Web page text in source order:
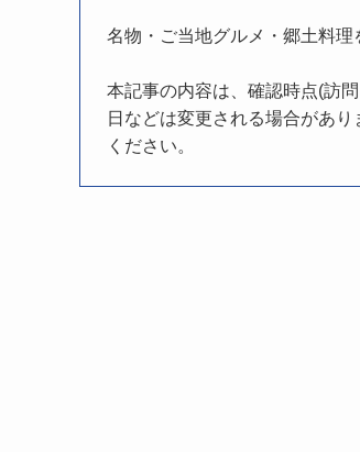
名物・ご当地グルメ・郷土料理
本記事の内容は、確認時点(訪
日などは変更される場合があ
ください。